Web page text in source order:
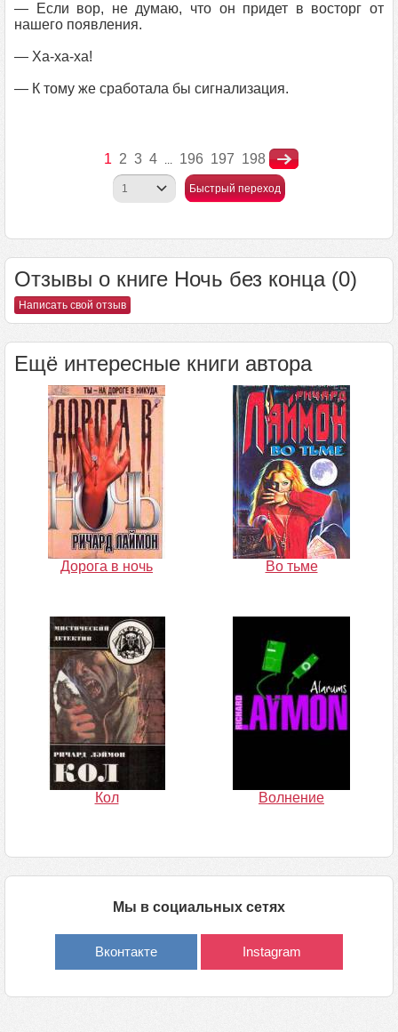
— Если вор, не думаю, что он придет в восторг от
нашего появления.
— Ха-ха-ха!
— К тому же сработала бы сигнализация.
1 2 3 4 ... 196 197 198
Быстрый переход
Отзывы о книге Ночь без конца (0)
Написать свой отзыв
Ещё интересные книги автора
Дорога в ночь Во тьме
Кол Волнение
Мы в социальных сетях
Вконтакте Instagram